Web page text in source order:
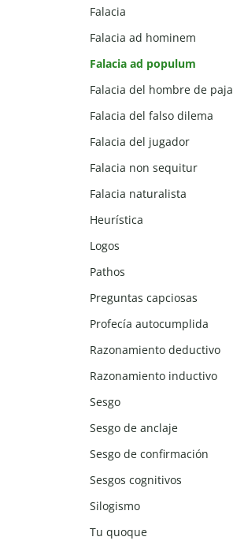
Falacia
Falacia ad hominem
Falacia ad populum
Falacia del hombre de paja
Falacia del falso dilema
Falacia del jugador
Falacia non sequitur
Falacia naturalista
Heurística
Logos
Pathos
Preguntas capciosas
Profecía autocumplida
Razonamiento deductivo
Razonamiento inductivo
Sesgo
Sesgo de anclaje
Sesgo de confirmación
Sesgos cognitivos
Silogismo
Tu quoque